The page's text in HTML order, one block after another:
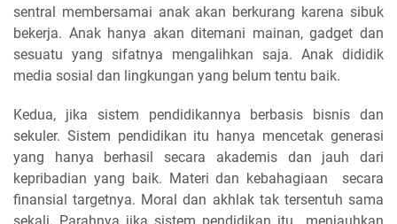
sentral membersamai anak akan berkurang karena sibuk
bekerja. Anak hanya akan ditemani mainan, gadget dan
sesuatu yang sifatnya mengalihkan saja. Anak dididik
media sosial dan lingkungan yang belum tentu baik.
Kedua, jika sistem pendidikannya berbasis bisnis dan
sekuler. Sistem pendidikan itu hanya mencetak generasi
yang hanya berhasil secara akademis dan jauh dari
kepribadian yang baik. Materi dan kebahagiaan secara
finansial targetnya. Moral dan akhlak tak tersentuh sama